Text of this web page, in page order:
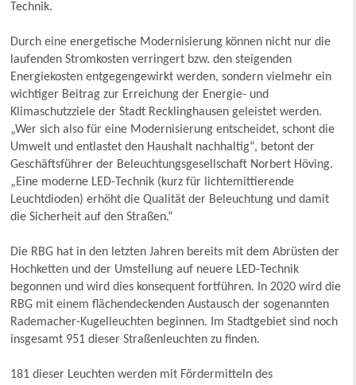
Technik.
Durch eine energetische Modernisierung können nicht nur die
laufenden Stromkosten verringert bzw. den steigenden
Energiekosten entgegengewirkt werden, sondern vielmehr ein
wichtiger Beitrag zur Erreichung der Energie- und
Klimaschutzziele der Stadt Recklinghausen geleistet werden.
„Wer sich also für eine Modernisierung entscheidet, schont die
Umwelt und entlastet den Haushalt nachhaltig“, betont der
Geschäftsführer der Beleuchtungsgesellschaft Norbert Höving.
„Eine moderne LED-Technik (kurz für lichtemittierende
Leuchtdioden) erhöht die Qualität der Beleuchtung und damit
die Sicherheit auf den Straßen.“
Die RBG hat in den letzten Jahren bereits mit dem Abrüsten der
Hochketten und der Umstellung auf neuere LED-Technik
begonnen und wird dies konsequent fortführen. In 2020 wird die
RBG mit einem flächendeckenden Austausch der sogenannten
Rademacher-Kugelleuchten beginnen. Im Stadtgebiet sind noch
insgesamt 951 dieser Straßenleuchten zu finden.
181 dieser Leuchten werden mit Fördermitteln des